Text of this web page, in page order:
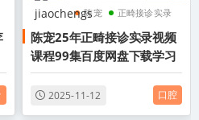
陈宠 正畸接诊实录
陈宠25年正畸接诊实录
陈宠25年正畸接诊实录视频
课程99集百度网盘下载学习
2025-11-12 口腔